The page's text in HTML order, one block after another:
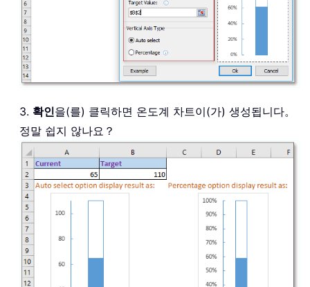
3. 확인을(를) 클릭하면 온도계 차트이(가) 생성됩니다。
정말 쉽지 않나요？